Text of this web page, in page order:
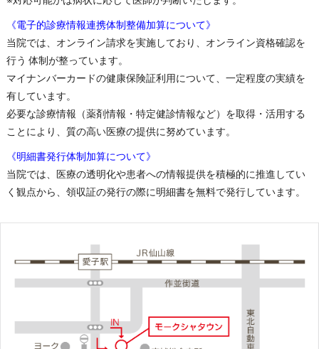
《電子的診療情報連携体制整備加算について》
当院では、オンライン請求を実施しており、オンライン資格確認を
行う 体制が整っています。
マイナンバーカードの健康保険証利用について、一定程度の実績を
有しています。
必要な診療情報（薬剤情報・特定健診情報など）を取得・活用する
ことにより、質の高い医療の提供に努めています。
《明細書発行体制加算について》
当院では、医療の透明化や患者への情報提供を積極的に推進してい
く観点から、領収証の発行の際に明細書を無料で発行しています。